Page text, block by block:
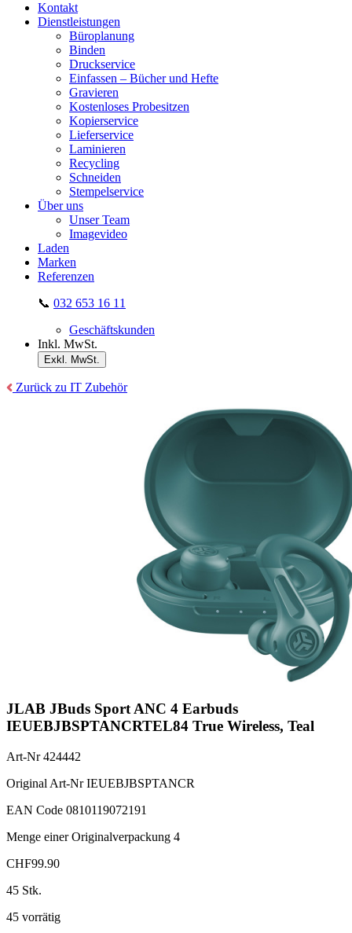
Kontakt
Dienstleistungen
Büroplanung
Binden
Druckservice
Einfassen – Bücher und Hefte
Gravieren
Kostenloses Probesitzen
Kopierservice
Lieferservice
Laminieren
Recycling
Schneiden
Stempelservice
Über uns
Unser Team
Imagevideo
Laden
Marken
Referenzen
📞 032 653 16 11
Geschäftskunden
Inkl. MwSt.
Exkl. MwSt.
Zurück zu IT Zubehör
JLAB JBuds Sport ANC 4 Earbuds
IEUEBJBSPTANCRTEL84 True Wireless, Teal
Art-Nr424442
Original Art-NrIEUEBJBSPTANCR
EAN Code 0810119072191
Menge einer Originalverpackung 4
CHF99.90
45 Stk.
45 vorrätig